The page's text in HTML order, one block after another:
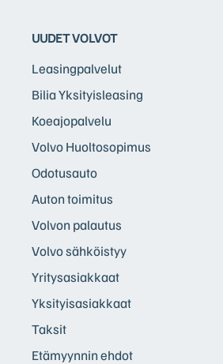
UUDET VOLVOT
Leasingpalvelut
Bilia Yksityisleasing
Koeajopalvelu
Volvo Huoltosopimus
Odotusauto
Auton toimitus
Volvon palautus
Volvo sähköistyy
Yritysasiakkaat
Yksityisasiakkaat
Taksit
Etämyynnin ehdot